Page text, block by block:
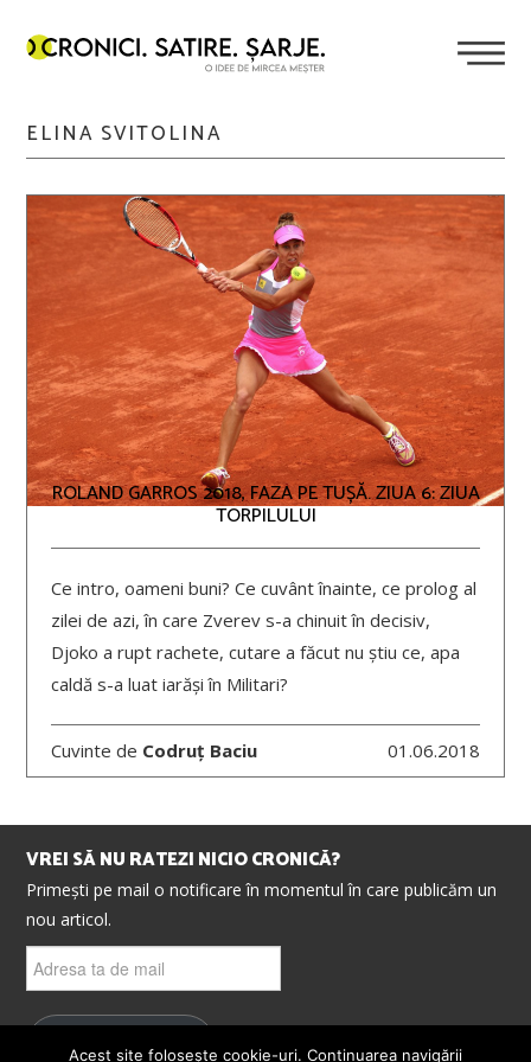
ELINA SVITOLINA
ROLAND GARROS 2018, FAZA PE TUȘĂ. ZIUA 6: ZIUA
TORPILULUI
Ce intro, oameni buni? Ce cuvânt înainte, ce prolog al
zilei de azi, în care Zverev s-a chinuit în decisiv,
Djoko a rupt rachete, cutare a făcut nu știu ce, apa
caldă s-a luat iarăși în Militari?
Cuvinte de Codruț Baciu 01.06.2018
VREI SĂ NU RATEZI NICIO CRONICĂ?
Primești pe mail o notificare în momentul în care publicăm un
nou articol.
ta
mail
ABONEAZĂ-TE
Acest site folosește cookie-uri. Continuarea navigării